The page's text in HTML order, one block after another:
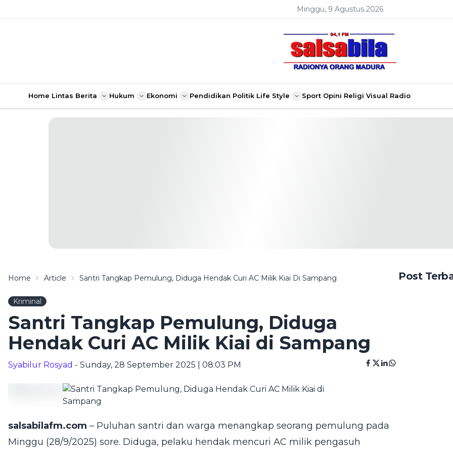
Minggu, 9 Agustus 2026
Home Lintas Berita Hukum Ekonomi Pendidikan Politik Life Style Sport Opini Religi Visual Radio
Home Article Santri Tangkap Pemulung, Diduga Hendak Curi AC Milik Kiai Di Sampang
Kriminal
Santri Tangkap Pemulung, Diduga
Hendak Curi AC Milik Kiai di Sampang
Syabilur Rosyad - Sunday, 28 September 2025 | 08:03 PM
salsabilafm.com – Puluhan santri dan warga menangkap seorang pemulung pada
Minggu (28/9/2025) sore. Diduga, pelaku hendak mencuri AC milik pengasuh
Post